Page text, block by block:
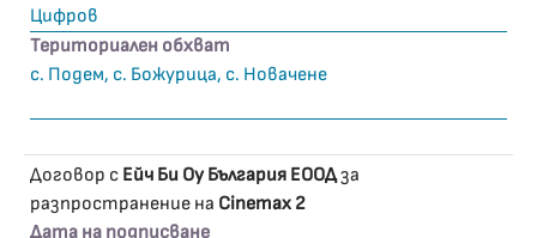
Цифров
Териториален обхват
с. Подем, с. Божурица, с. Новачене
Договор с Ейч Би Оу България ЕООДза
разпространение на Cinemax 2
Дата на подписване